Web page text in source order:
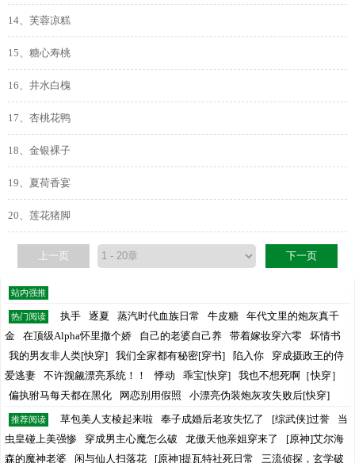
14、芙蓉凉糕
15、糖心寿桃
16、井水白槐
17、杏桃花鸭
18、金银裸子
19、夏荷香宴
20、莲花猪脚
上一页 下一页
站内强推
热门阅读 执手 逐夏 蒸汽时代血族日常 牛皮糖
年代文里的炮灰真千
金
在顶级Alpha怀里撒个娇 自己的老婆自己养 带着嫁妆穿六零
坏情书
我的男友非人类[快穿]
我们全家都有秘密[穿书] 陷入你
穿成摄政王的侍
爱逃妻
不许觊觎漂亮系统！！ 悸动 乖宝[快穿]
我也不想死啊［快穿］
偏执驸马每天都在黑化
网恋别用假照 小漂亮伪装炮灰攻失败后[快穿]
推荐阅读 草包美人支棱起来啦 奉子成婚后老攻失忆了 [综武侠]过誉
当
虫皇碰上美强惨
穿成男主心魔怎么破 龙傲天他亲姐穿来了
[原神]艾尔海
森的魔神老婆
闲与仙人扫落花 [原神]提瓦特社死日常 三流侦探，玄学破